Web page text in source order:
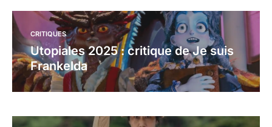
CRITIQUES
Utopiales 2025 : critique de Je suis
Frankelda